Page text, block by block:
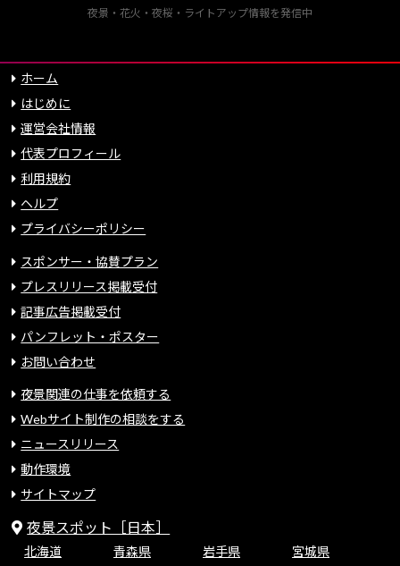
夜景・花火・夜桜・ライトアップ情報を発信中
ホーム
はじめに
運営会社情報
代表プロフィール
利用規約
ヘルプ
プライバシーポリシー
スポンサー・協賛プラン
プレスリリース掲載受付
記事広告掲載受付
パンフレット・ポスター
お問い合わせ
夜景関連の仕事を依頼する
Webサイト制作の相談をする
ニュースリリース
動作環境
サイトマップ
夜景スポット［日本］
北海道 青森県 岩手県
宮城県